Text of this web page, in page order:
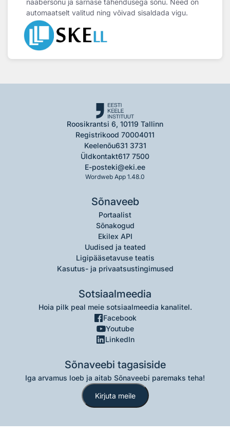
naabersõnu ja sarnase tähendusega sõnu. Need on
automaatselt valitud ning võivad sisaldada vigu.
Roosikrantsi 6, 10119 Tallinn
Registrikood 70004011
Keelenõu631 3731
Üldkontakt617 7500
E-posteki@eki.ee
Wordweb App 1.48.0
Sõnaveeb
Portaalist
Sõnakogud
Ekilex API
Uudised ja teated
Ligipääsetavuse teatis
Kasutus- ja privaatsustingimused
Sotsiaalmeedia
Hoia pilk peal meie sotsiaalmeedia kanalitel.
Facebook
Youtube
LinkedIn
Sõnaveebi tagasiside
Iga arvamus loeb ja aitab Sõnaveebi paremaks teha!
Kirjuta meile